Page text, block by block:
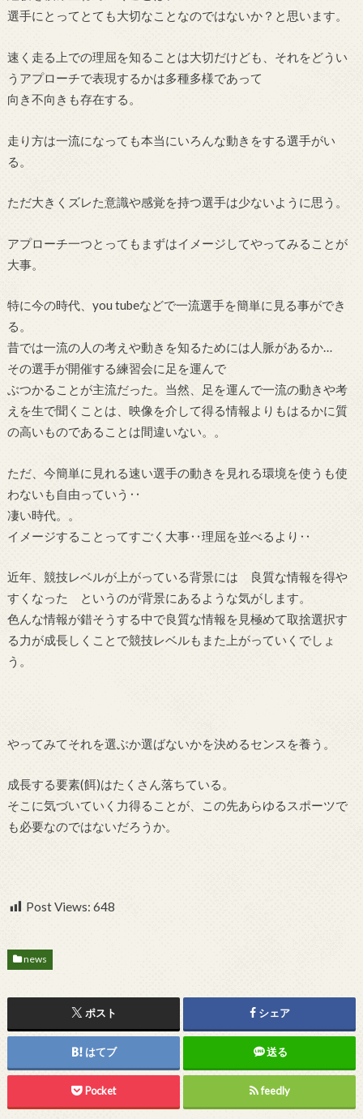
選手にとってとても大切なことなのではないか？と思います。
速く走る上での理屈を知ることは大切だけども、それをどうい
うアプローチで表現するかは多種多様であって
向き不向きも存在する。
走り方は一流になっても本当にいろんな動きをする選手がい
る。
ただ大きくズレた意識や感覚を持つ選手は少ないように思う。
アプローチ一つとってもまずはイメージしてやってみることが
大事。
特に今の時代、you tubeなどで一流選手を簡単に見る事ができ
る。
昔では一流の人の考えや動きを知るためには人脈があるか…
その選手が開催する練習会に足を運んで
ぶつかることが主流だった。当然、足を運んで一流の動きや考
えを生で聞くことは、映像を介して得る情報よりもはるかに質
の高いものであることは間違いない。。
ただ、今簡単に見れる速い選手の動きを見れる環境を使うも使
わないも自由っていう‥
凄い時代。。
イメージすることってすごく大事‥理屈を並べるより‥
近年、競技レベルが上がっている背景には 良質な情報を得や
すくなった というのが背景にあるような気がします。
色んな情報が錯そうする中で良質な情報を見極めて取捨選択す
る力が成長しくことで競技レベルもまた上がっていくでしょ
う。
やってみてそれを選ぶか選ばないかを決めるセンスを養う。
成長する要素(餌)はたくさん落ちている。
そこに気づいていく力得ることが、この先あらゆるスポーツで
も必要なのではないだろうか。
Post Views: 648
news
ポスト シェア
はてブ 送る
Pocket feedly